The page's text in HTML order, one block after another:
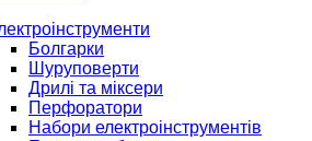
Болгарки
Шуруповерти
Дрилі та міксери
Перфоратори
Набори електроінструментів